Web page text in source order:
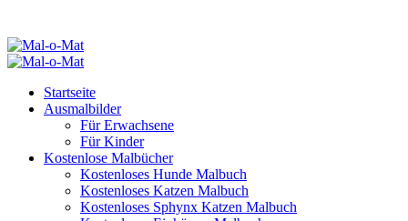
Startseite
Ausmalbilder
Für Erwachsene
Für Kinder
Kostenlose Malbücher
Kostenloses Hunde Malbuch
Kostenloses Katzen Malbuch
Kostenloses Sphynx Katzen Malbuch